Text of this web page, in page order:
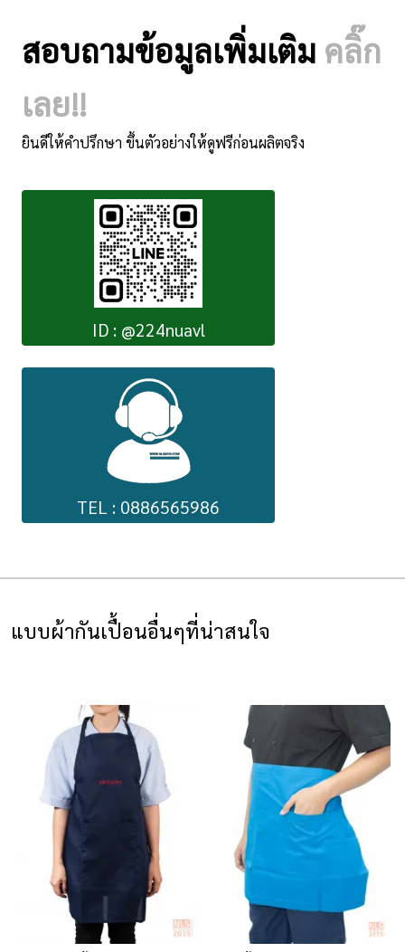
สอบถามข้อมูลเพิ่มเติม คลิ๊ก
เลย!!
ยินดีให้คำปรึกษา ขึ้นตัวอย่างให้ดูฟรีก่อนผลิตจริง
ID : @224nuavl
TEL : 0886565986
แบบผ้ากันเปื้อนอื่นๆที่น่าสนใจ